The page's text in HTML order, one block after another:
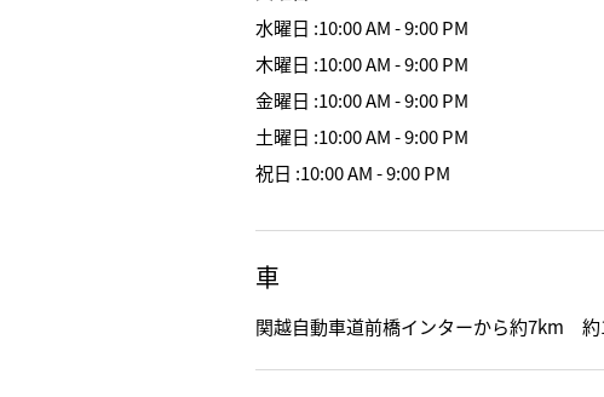
水曜日 :10:00 AM - 9:00 PM
木曜日 :10:00 AM - 9:00 PM
金曜日 :10:00 AM - 9:00 PM
土曜日 :10:00 AM - 9:00 PM
祝日 :10:00 AM - 9:00 PM
車
関越自動車道前橋インターから約7km 約